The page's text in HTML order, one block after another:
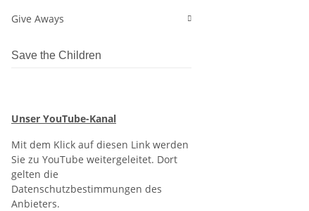
Give Aways
Save the Children
Unser YouTube-Kanal
Mit dem Klick auf diesen Link werden
Sie zu YouTube weitergeleitet. Dort
gelten die
Datenschutzbestimmungen des
Anbieters.